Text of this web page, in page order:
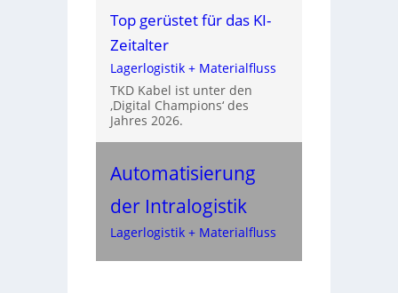
Top gerüstet für das KI-
Zeitalter
Lagerlogistik + Materialfluss
TKD Kabel ist unter den
‚Digital Champions‘ des
Jahres 2026.
Automatisierung
der Intralogistik
Lagerlogistik + Materialfluss